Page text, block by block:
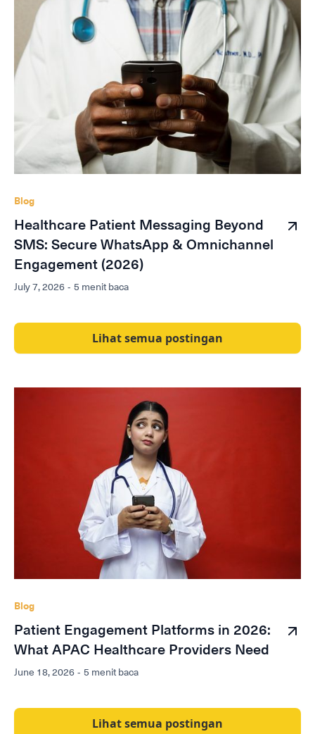
Blog
Healthcare Patient Messaging Beyond
SMS: Secure WhatsApp & Omnichannel
Engagement (2026)
July 7, 2026 - 5 menit baca
Lihat semua postingan
Blog
Patient Engagement Platforms in 2026:
What APAC Healthcare Providers Need
June 18, 2026 - 5 menit baca
Lihat semua postingan